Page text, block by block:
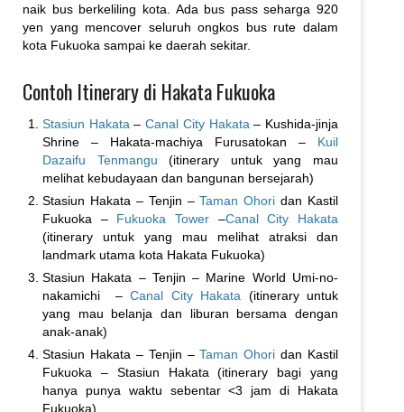
naik bus berkeliling kota. Ada bus pass seharga 920
yen yang mencover seluruh ongkos bus rute dalam
kota Fukuoka sampai ke daerah sekitar.
Contoh Itinerary di Hakata Fukuoka
Stasiun Hakata –Canal City Hakata – Kushida-jinja
Shrine – Hakata-machiya Furusatokan – Kuil
Dazaifu Tenmangu (itinerary untuk yang mau
melihat kebudayaan dan bangunan bersejarah)
Stasiun Hakata – Tenjin –Taman Ohori dan Kastil
Fukuoka – Fukuoka Tower –Canal City Hakata
(itinerary untuk yang mau melihat atraksi dan
landmark utama kota Hakata Fukuoka)
Stasiun Hakata – Tenjin – Marine World Umi-no-
nakamichi
–Canal City Hakata (itinerary untuk
yang mau belanja dan liburan bersama dengan
anak-anak)
Stasiun Hakata – Tenjin –Taman Ohori dan Kastil
Fukuoka – Stasiun Hakata (itinerary bagi yang
hanya punya waktu sebentar <3 jam di Hakata
Fukuoka)